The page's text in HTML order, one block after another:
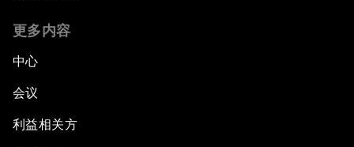
更多内容
中心
会议
利益相关方